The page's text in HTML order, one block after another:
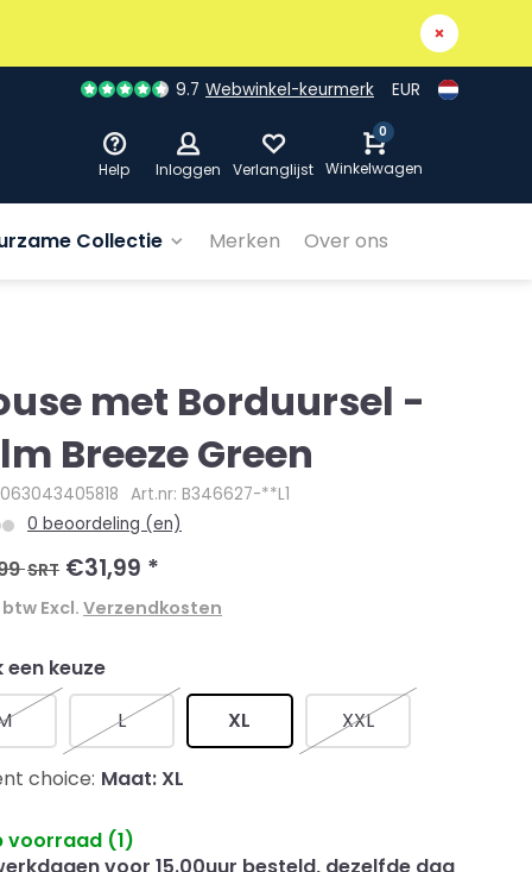
9.7 Webwinkel-keurmerk EUR
Help Inloggen Verlanglijst
0
Winkelwagen
Collectie Merken Over ons
met Borduursel -
Breeze Green
Art.nr: B346627-**L1
0 beoordeling (en)
SRT €31,99 *
Excl. Verzendkosten
een keuze
L XL XXL
choice: Maat: XL
voorraad (1)